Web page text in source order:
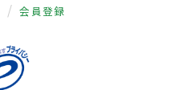
会員登録